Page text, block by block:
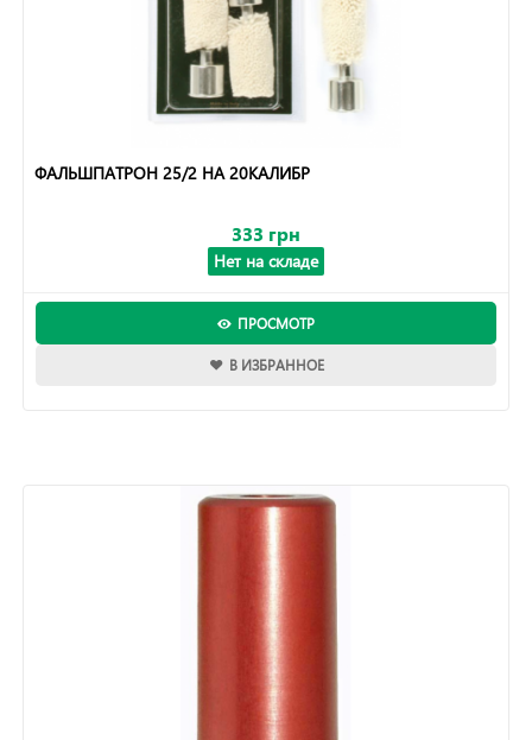
ФАЛЬШПАТРОН 25/2 НА 20КАЛИБР
333 грн
Нет на складе
ПРОСМОТР
В ИЗБРАННОЕ